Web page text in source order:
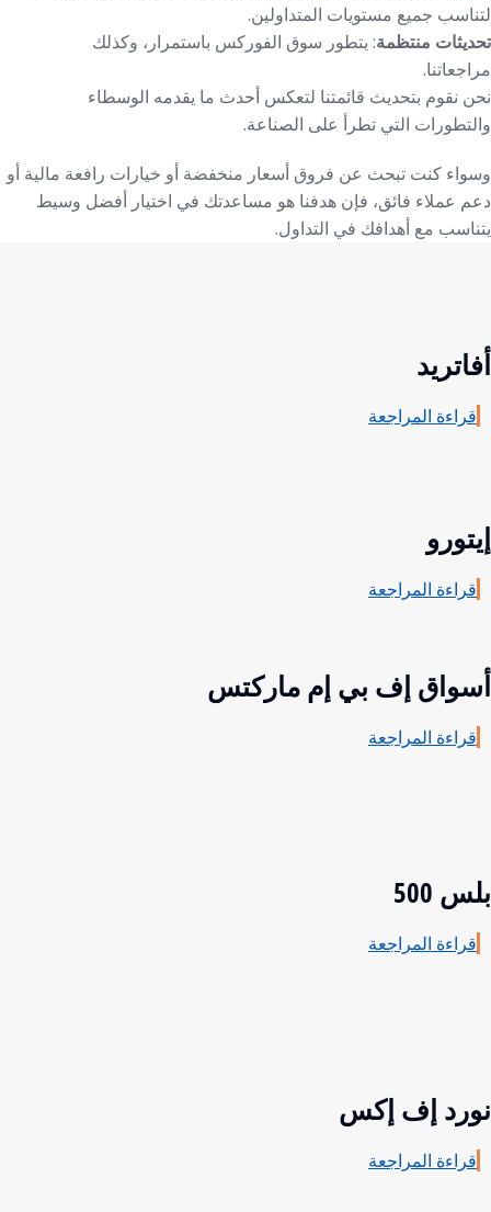
لتناسب جميع مستويات المتداولين.
تحديثات منتظمة: يتطور سوق الفوركس باستمرار، وكذلك
مراجعاتنا.
نحن نقوم بتحديث قائمتنا لتعكس أحدث ما يقدمه الوسطاء
والتطورات التي تطرأ على الصناعة.
وسواء كنت تبحث عن فروق أسعار منخفضة أو خيارات رافعة مالية أو
دعم عملاء فائق، فإن هدفنا هو مساعدتك في اختيار أفضل وسيط
يتناسب مع أهدافك في التداول.
أفاتريد
قراءة المراجعة
إيتورو
قراءة المراجعة
أسواق إف بي إم ماركتس
قراءة المراجعة
بلس 500
قراءة المراجعة
نورد إف إكس
قراءة المراجعة